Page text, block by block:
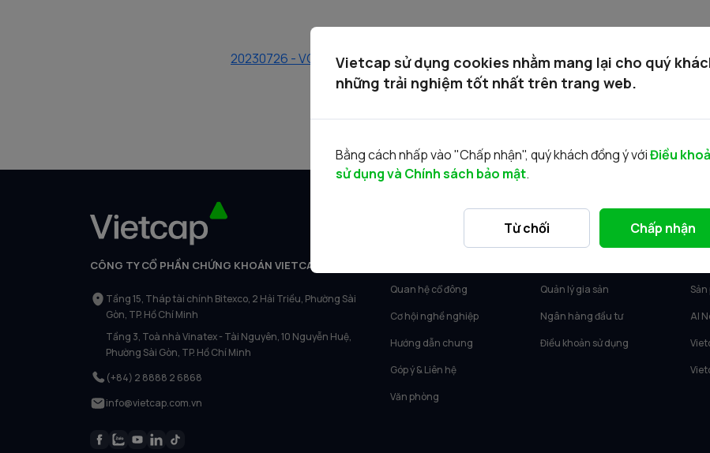
20230726 - VCI - BC_THQTCT 6T2023.pdf
CÔNG TY CỔ PHẦN CHỨNG KHOÁN VIETCAP
Tầng 15, Tháp tài chính Bitexco, 2 Hải Triều, Phường Sài
Gòn, TP. Hồ Chí Minh
Tầng 3, Toà nhà Vinatex - Tài Nguyên, 10 Nguyễn Huệ,
Phường Sài Gòn, TP. Hồ Chí Minh
(+84) 2 8888 2 6868
info@vietcap.com.vn
Quan hệ cổ đông
Cơ hội nghề nghiệp
Hướng dẫn chung
Góp ý & Liên hệ
Văn phòng
DỊCH VỤ
Tư vấn KH Cá nhân
Quản lý gia sản
Ngân hàng đầu tư
Điều khoản sử dụng
AI
Vietcap sử dụng cookies nhằm mang lại cho quý
những trải nghiệm tốt nhất trên trang web.
Bằng cách nhấp vào "Chấp nhận", quý khách đồng ý vớiĐiều
sử dụng và Chính sách bảo mật.
Từ chối Chấp nhận